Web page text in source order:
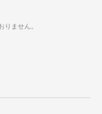
りません。